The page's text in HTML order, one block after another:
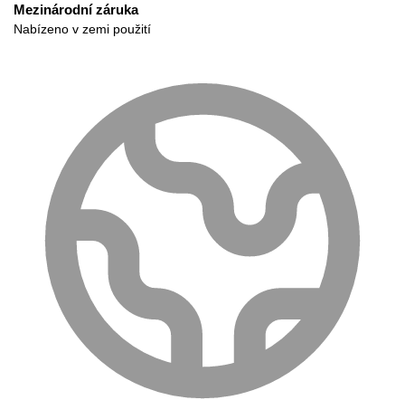
Mezinárodní záruka
Nabízeno v zemi použití